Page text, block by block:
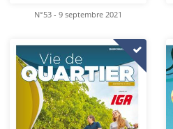
N°53 - 9 septembre 2021